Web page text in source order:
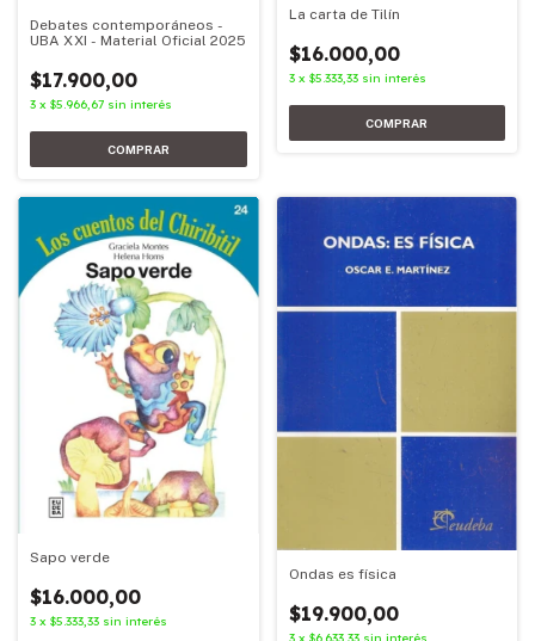
Debates contemporáneos -
UBA XXI - Material Oficial 2025
$17.900,00
3 x $5.966,67 sin interés
La carta de Tilín
$16.000,00
3 x $5.333,33 sin interés
Sapo verde
$16.000,00
3 x $5.333,33 sin interés
Ondas es física
$19.900,00